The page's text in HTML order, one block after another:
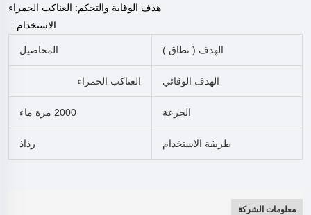
هدف الوقاية والتحكم: العناكب الحمراء
الاستخدام:
الهدف ( نطاق ) المحاصيل
الهدف الوقائي العناكب الحمراء
الجرعة 2000 مرة ماء
طريقة الاستخدام رذاذ
معلومات الشركة